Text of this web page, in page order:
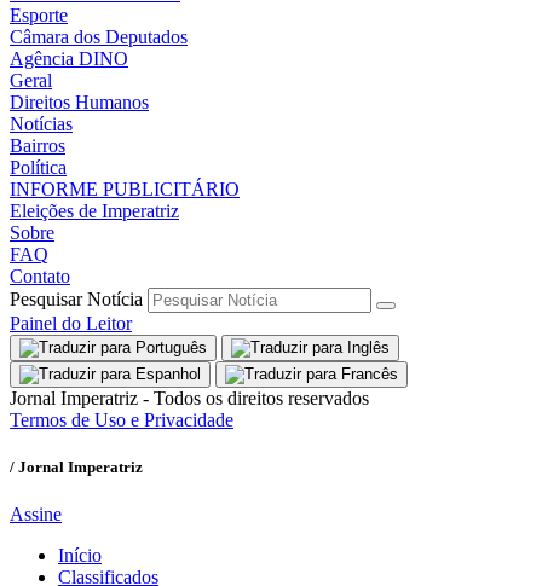
Esporte
Câmara dos Deputados
Agência DINO
Geral
Direitos Humanos
Notícias
Bairros
Política
INFORME PUBLICITÁRIO
Eleições de Imperatriz
Sobre
FAQ
Contato
Pesquisar Notícia
Painel do Leitor
Jornal Imperatriz - Todos os direitos reservados
Termos de Uso e Privacidade
/ Jornal Imperatriz
Assine
Início
Classificados